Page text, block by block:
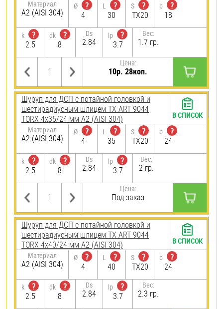
Материал
А2 (AISI 304)
Ø
?
4
L
?
30
S
?
TX20
b
?
18
k
?
2.5
dk
?
8
Ds
2.84
lp
?
3.7
Вес:
1.7 гр.
Цена:
10р. 28коп.
Шуруп для ДСП с потайной головкой и
шестирадиусным шлицем TX ART 9044
TORX 4х35/24 мм А2 (AISI 304)
Материал
А2 (AISI 304)
Ø
?
4
L
?
35
S
?
TX20
b
?
24
k
?
2.5
dk
?
8
Ds
2.84
lp
?
3.7
Вес:
2 гр.
Цена:
Под заказ
В СПИСОК
Шуруп для ДСП с потайной головкой и
шестирадиусным шлицем TX ART 9044
TORX 4х40/24 мм А2 (AISI 304)
Материал
А2 (AISI 304)
Ø
?
4
L
?
40
S
?
TX20
b
?
24
k
?
2.5
dk
?
8
Ds
2.84
lp
?
3.7
Вес:
2.3 гр.
В СПИСОК